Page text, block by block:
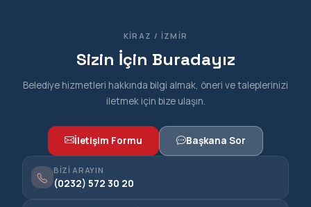
KIRAZ / İZMIR
Sizin İçin Buradayız
Belediye hizmetleri hakkında bilgi almak, öneri ve taleplerinizi
iletmek için bize ulaşın.
İletişim Formu Başkana Sor
BIZI ARAYIN
(0232) 572 30 20